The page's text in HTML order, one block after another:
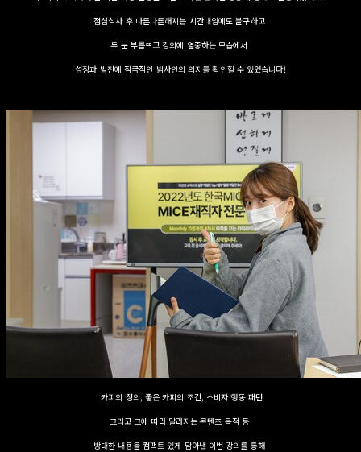
점심식사 후 나른나른해지는 시간대임에도 불구하고
두 눈 부릅뜨고 강의에 열중하는 모습에서
성장과 발전에 적극적인 밝사인의 의지를 확인할 수 있었습니다!
카피의 정의, 좋은 카피의 조건, 소비자 행동 패턴
그리고 그에 따라 달라지는 콘텐츠 목적 등
방대한 내용을 컴팩트 있게 담아낸 이번 강의를 통해